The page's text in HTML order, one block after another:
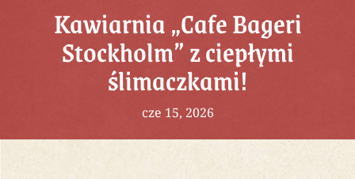
Kawiarnia „Cafe Bageri
Stockholm” z ciepłymi
ślimaczkami!
cze 15, 2026